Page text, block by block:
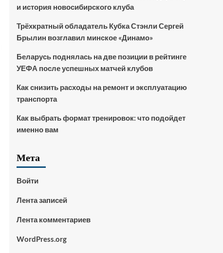
и история новосибирского клуба
Трёхкратный обладатель Кубка Стэнли Сергей
Брылин возглавил минское «Динамо»
Беларусь поднялась на две позиции в рейтинге
УЕФА после успешных матчей клубов
Как снизить расходы на ремонт и эксплуатацию
транспорта
Как выбрать формат тренировок: что подойдет
именно вам
Мета
Войти
Лента записей
Лента комментариев
WordPress.org